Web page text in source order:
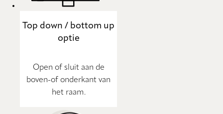
Top down / bottom up
optie
Open of sluit aan de
boven-of onderkant van
het raam.